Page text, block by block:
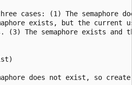
cases: (1) The semaphore
exists, but the current
(3) The semaphore exists and
does not exist, so create